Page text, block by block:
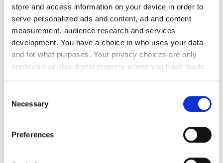
store and access information on your device in order to
serve personalized ads and content, ad and content
measurement, audience research and services
development. You have a choice in who uses your data
and for what purposes. Your privacy choices are only
applicable on this digital property where you have made
the Privacy trigger icon.
Collect information about your geographical location
Selection
Necessary
Preferences
Absenden